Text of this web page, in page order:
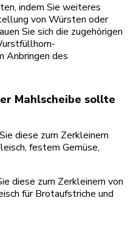
indem Sie weiteres
von Würsten oder
Sie sich die zugehörigen
Anbringen des
Mahlscheibe sollte
diese zum Zerkleinern
festem Gemüse,
diese zum Zerkleinern von
für Brotaufstriche und